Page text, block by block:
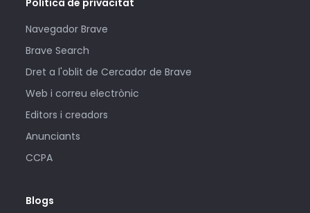
Navegador Brave
Brave Search
Dret a l'oblit de Cercador de Brave
Web i correu electrònic
Editors i creadors
Anunciants
CCPA
Blogs